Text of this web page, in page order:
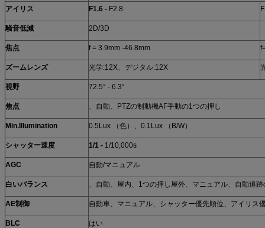
アイリス F1.6 - F2.8
騒音低減 2D/3D
焦点 f = 3.9mm -46.8mm
ズームレンズ 光学:12X、デジタル:12X
視野 72.5° - 6.3°
焦点 、自動、PTZの制動機AF手動の1つの押し
Min.Illumination 0.5Lux （色）、0.1Lux （B/W）
シャッター速度 1/1 - 1/10,000s
AGC 自動/マニュアル
白いバランス 、自動、屋内、1つの押し屋外、マニュアル、自動追
AE制御 自動車、マニュアル、シャッター優先順位、アイリス
BLC はい